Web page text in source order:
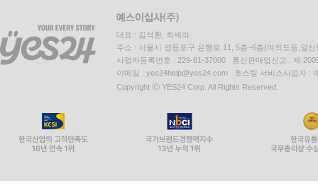
대표 : 김석환, 최세라
주소 : 서울시 영등포구 은행로 11, 5층~6층(여의도동,일신
사업자등록번호 : 229-81-37000 통신판매업신고 : 제
이메일 : yes24help@yes24.com 호스팅 서비스사업자 :
Copyright ⓒ YES24 Corp. All Rights Reserved.